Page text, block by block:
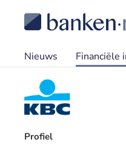
Nieuws Financiële
Profiel